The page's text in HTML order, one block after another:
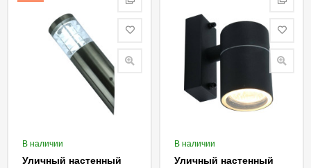
В наличии
Уличный настенный
В наличии
Уличный настенный